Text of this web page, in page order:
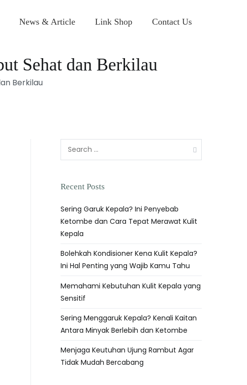
News & Article Link Shop Contact Us
Sehat dan Berkilau
Berkilau
Search
Recent Posts
Sering Garuk Kepala? Ini Penyebab
Ketombe dan Cara Tepat Merawat Kulit
Kepala
Bolehkah Kondisioner Kena Kulit Kepala?
Ini Hal Penting yang Wajib Kamu Tahu
Memahami Kebutuhan Kulit Kepala yang
Sensitif
Sering Menggaruk Kepala? Kenali Kaitan
Antara Minyak Berlebih dan Ketombe
Menjaga Keutuhan Ujung Rambut Agar
Tidak Mudah Bercabang